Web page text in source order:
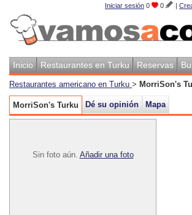
Iniciar sesión 0 0 |
Inicio Restaurantes en Turku Reservas
Restaurantes americano en Turku > MorriSon's
MorriSon's Turku Dé su opinión Mapa
Sin foto aún. Añadir una foto